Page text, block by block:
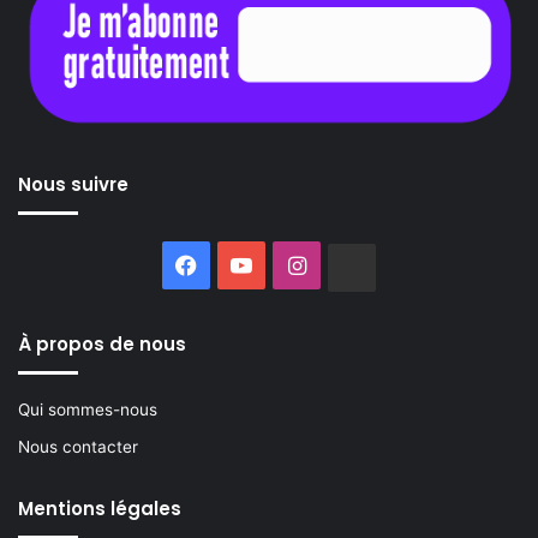
Nous suivre
Facebook
YouTubeInstagram
À propos de nous
Qui sommes-nous
Nous contacter
Mentions légales